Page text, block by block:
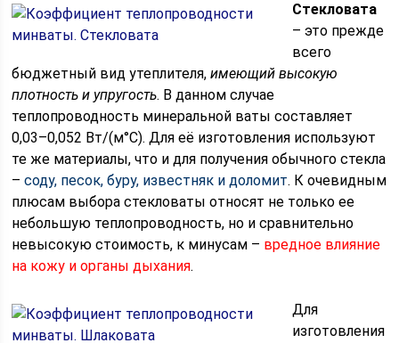
Стекловата
– это прежде
всего
бюджетный вид утеплителя,имеющий высокую
плотность и упругость. В данном случае
теплопроводность минеральной ваты составляет
0,03–0,052 Вт/(м°C). Для её изготовления используют
те же материалы, что и для получения обычного стекла
–соду, песок, буру, известняк и доломит. К очевидным
плюсам выбора стекловаты относят не только ее
небольшую теплопроводность, но и сравнительно
невысокую стоимость, к минусам – вредное влияние
на кожу и органы дыхания.
Для
изготовления